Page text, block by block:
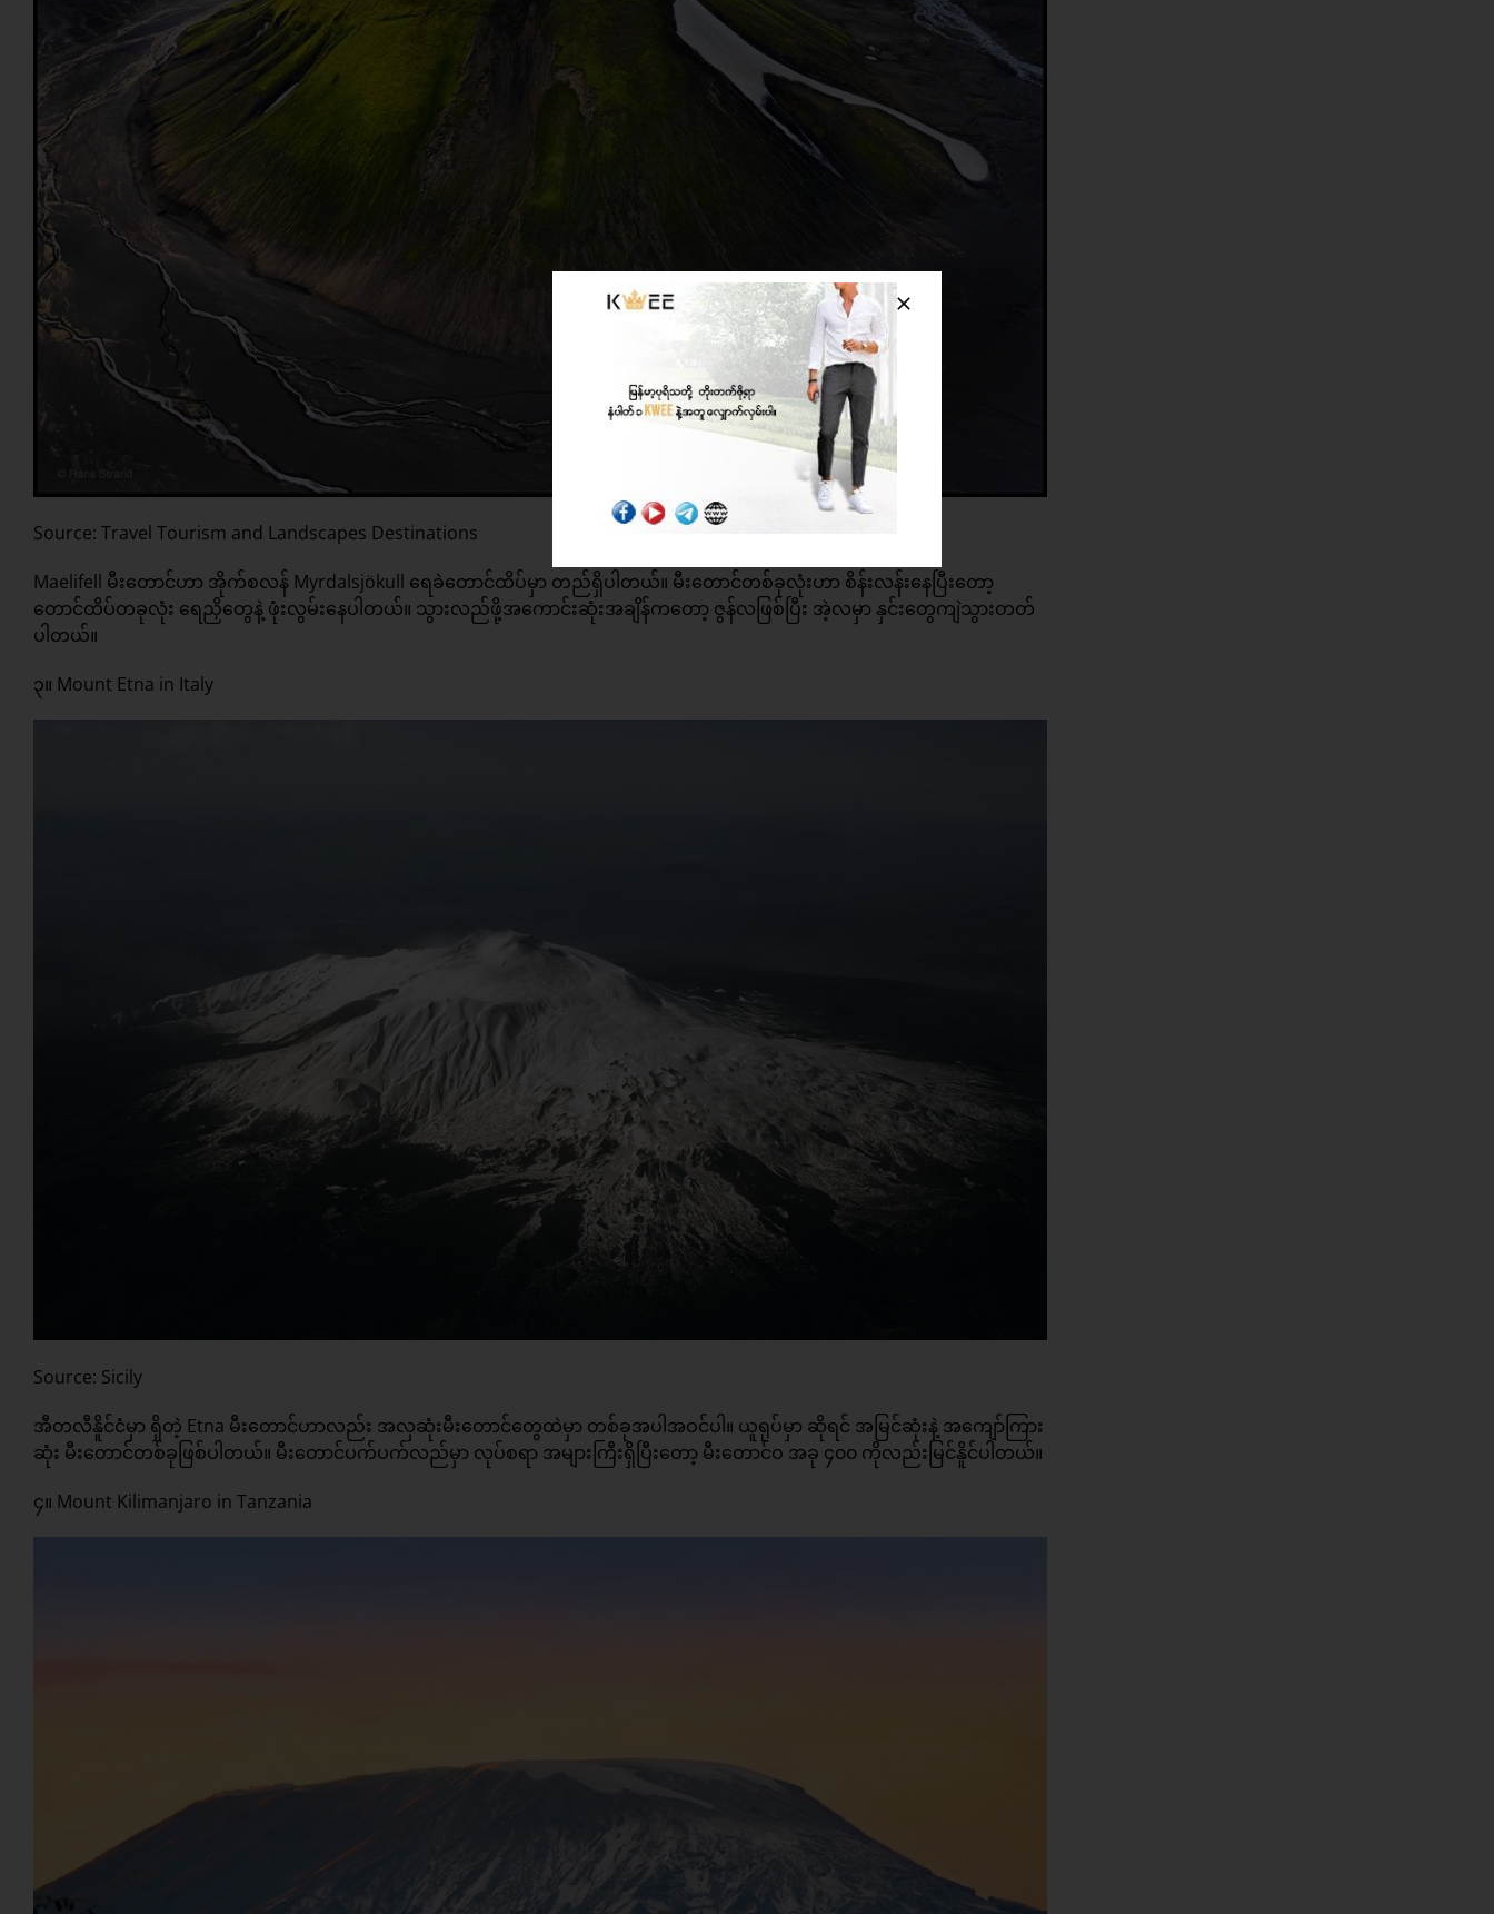
Source: Travel Tourism and Landscapes Destinations
Maelifell မီးတောင်ဟာ အိုက်စလန် Myrdalsjökull ရေခဲတောင်ထိပ်မှာ တည်ရှိပါတယ်။ မီးတောင်တစ်ခုလုံးဟာ စိန်းလန်းနေပြီးတော့
တောင်ထိပ်တခုလုံး ရေညှိတွေနဲ့ ဖုံးလွမ်းနေပါတယ်။ သွားလည်ဖို့အကောင်းဆုံးအချိန်ကတော့ ဇွန်လဖြစ်ပြီး အဲ့လမှာ နှင်းတွေကျဲသွားတတ်
ပါတယ်။
၃။ Mount Etna in Italy
Source: Sicily
အီတလီနိူင်ငံမှာ ရှိတဲ့ Etna မီးတောင်ဟာလည်း အလှဆုံးမီးတောင်တွေထဲမှာ တစ်ခုအပါအဝင်ပါ။ ယူရုပ်မှာ ဆိုရင် အမြင်ဆုံးနဲ့ အကျော်ကြား
ဆုံး မီးတောင်တစ်ခုဖြစ်ပါတယ်။ မီးတောင်ပက်ပက်လည်မှာ လုပ်စရာ အများကြီးရှိပြီးတော့ မီးတောင်ဝ အခု ၄၀၀ ကိုလည်းမြင်နိူင်ပါတယ်။
၄။ Mount Kilimanjaro in Tanzania